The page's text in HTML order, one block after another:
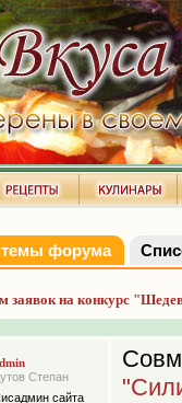
форума
заявок на конкурс
Степан
сайта